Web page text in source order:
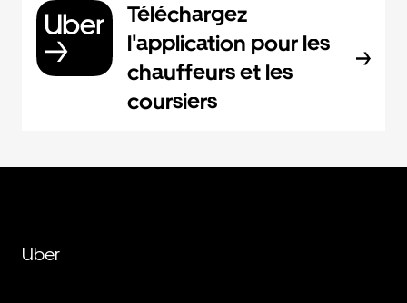
Téléchargez
l'application pour les
chauffeurs et les
coursiers
Uber